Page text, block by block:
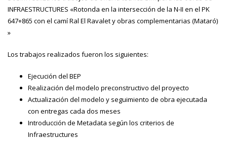
INFRAESTRUCTURES «Rotonda en la intersección de la N-II en el PK
647+865 con el camí Ral El Ravalet y obras complementarias (Mataró)
»
Los trabajos realizados fueron los siguientes:
Ejecución del BEP
Realización del modelo preconstructivo del proyecto
Actualización del modelo y seguimiento de obra ejecutada
con entregas cada dos meses
Introducción de Metadata según los criterios de
Infraestructures